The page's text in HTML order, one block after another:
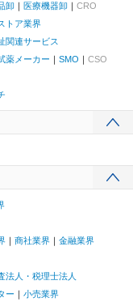
卸 医療機器卸
CRO
トア業界
関連サービス
薬メーカー SMO
CSO
商社業界
金融業界
法人・税理士法人
ー
小売業界